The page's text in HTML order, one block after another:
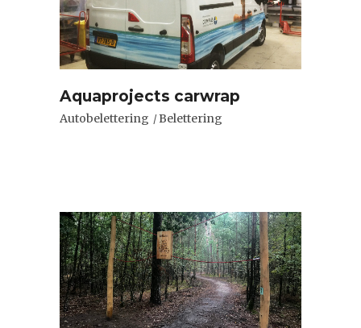
Aquaprojects carwrap
Autobelettering Belettering